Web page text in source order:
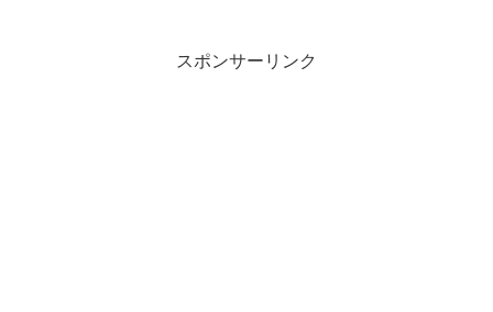
スポンサーリンク